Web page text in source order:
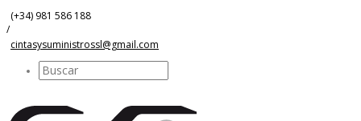
(+34) 981 586 188
/
cintasysuministrossl@gmail.com